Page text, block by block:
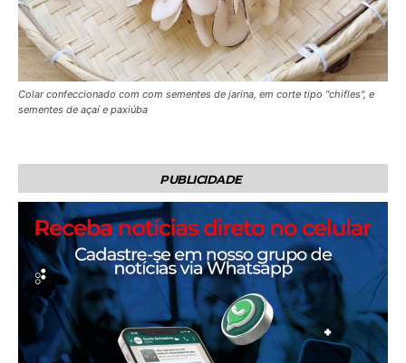
Colar confeccionado com com sementes de jarina, em corte tipo "chifles", e
sementes de açaí e paxiúba
PUBLICIDADE